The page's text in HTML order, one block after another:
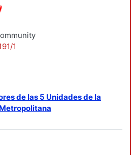
1
de las 5 Unidades de la